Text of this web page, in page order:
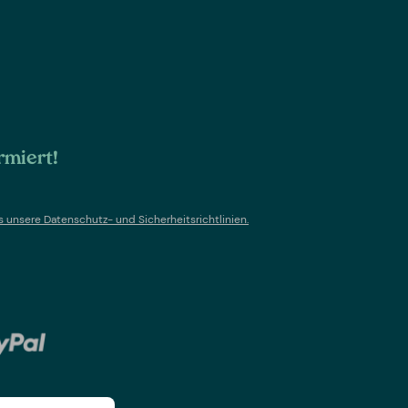
unsere Datenschutz- und Sicherheitsrichtlinien.